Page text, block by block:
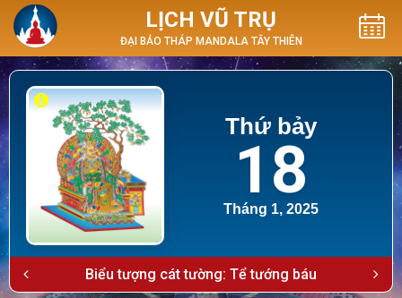
LỊCH VŨ TRỤ
ĐẠI BẢO THÁP MANDALA TÂY THIÊN
Thứ bảy
18
Tháng 1, 2025
Biểu tượng cát tường: Tể tướng báu